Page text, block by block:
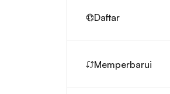
Daftar
Memperbarui